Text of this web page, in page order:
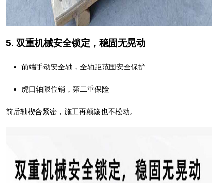
5. 双重机械安全锁定，稳固无晃动
前端手动安全轴，全轴距范围安全保护
虎口轴限位销，第二重保险
前后轴楔合紧密，施工再颠簸也不松动。